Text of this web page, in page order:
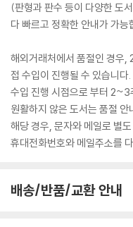
(판형과 판수 등이 다양한 도
다 빠르고 정확한 안내가 가능
해외거래처에서 품절인 경우,
접 수입이 진행될 수 있습니다.
수입 진행 시점으로 부터 2~3
원활하지 않은 도서는 품절
해당 경우, 문자와 메일로 별
휴대전화번호와 메일주소를
배송/반품/교환 안내